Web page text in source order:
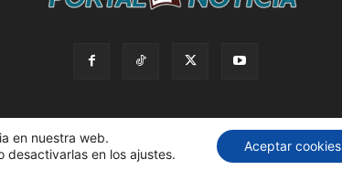
|Política de privacidad. |Desarrollado por AdBox
en nuestra web.
desactivarlas en los ajustes.
Aceptar cookies